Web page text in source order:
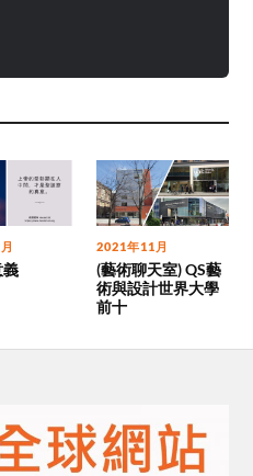
2021年11月
(藝術聊天室) QS藝
術與設計世界大學
前十